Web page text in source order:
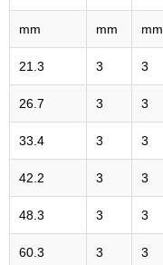
mm mm mm
21.3 3 3
26.7 3 3
33.4 3 3
42.2 3 3
48.3 3 3
60.3 3 3